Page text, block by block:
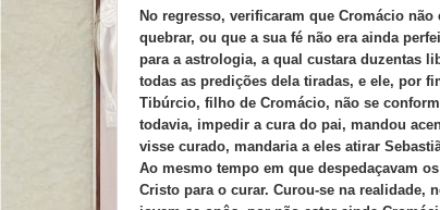
No regresso, verificaram que Cromácio
quebrar, ou que a sua fé não era ainda
para a astrologia, a qual custara duzentas
todas as predições dela tiradas, e ele, por
Tibúrcio, filho de Cromácio, não se
todavia, impedir a cura do pai, mandou
visse curado, mandaria a eles atirar
Ao mesmo tempo em que despedaçavam
Cristo para o curar. Curou-se na realidade,